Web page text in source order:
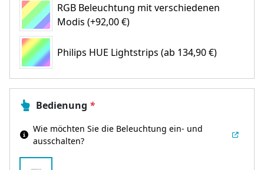
RGB Beleuchtung mit verschiedenen
Modis (+92,00 €)
Philips HUE Lightstrips (ab 134,90 €)
Bedienung *
Wie möchten Sie die Beleuchtung ein- und
ausschalten?